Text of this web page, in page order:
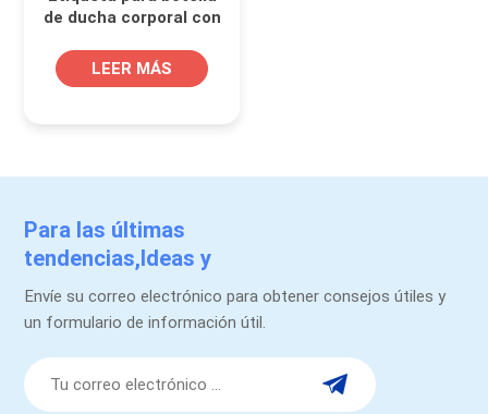
de ducha corporal con
LEER MÁS
Para las últimas
tendencias,Ideas y
promociones.
Envíe su correo electrónico para obtener consejos útiles y
un formulario de información útil.